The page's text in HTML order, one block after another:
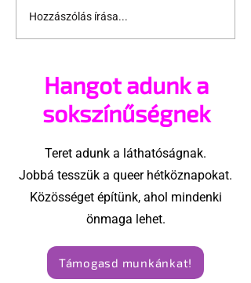
Támogathatsz és
ajánlhatsz: Te is részt
megvalósításában
Hozzászólás írása...
Hangot adunk a
sokszínűségnek
Teret adunk a láthatóságnak.
Jobbá tesszük a queer hétköznapokat.
Közösséget építünk, ahol mindenki
önmaga lehet.
Támogasd munkánkat!